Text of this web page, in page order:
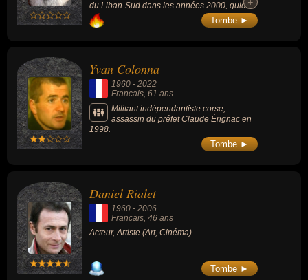
du Liban-Sud dans les années 2000, guide
religieux du Hezbollah (mouvement politique
islamiste chiite libanais), il fut l'un des
Tombe ►
Yvan Colonna
1960 - 2022
Francais, 61 ans
Militant indépendantiste corse,
assassin du préfet Claude Érignac en
1998.
Tombe ►
Daniel Rialet
1960 - 2006
Francais, 46 ans
Acteur, Artiste (Art, Cinéma).
Tombe ►